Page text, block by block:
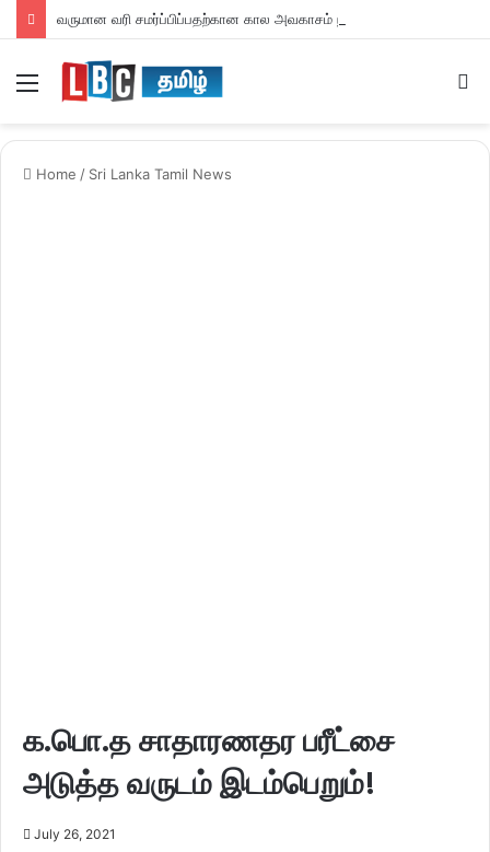
வருமான வரி சமர்ப்பிப்பதற்கான கால அவகாசம் நீடிப்பு
Home / Sri Lanka Tamil News
க.பொ.த சாதாரணதர பரீட்சை
அடுத்த வருடம் இடம்பெறும்!
July 26, 2021